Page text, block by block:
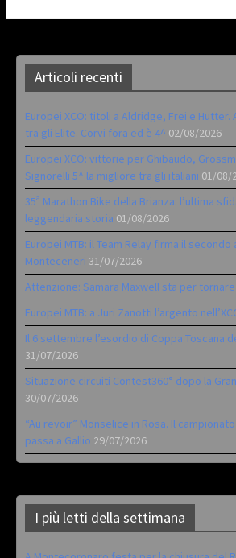
Articoli recenti
Europei XCO: titoli a Aldridge, Frei e
tra gli Elite. Corvi fora ed è 4^ 02/08/2026
Europei XCO: vittorie per Ghibaudo,
Signorelli 5^ la migliore tra gli italiani 01/08/
35ª Marathon Bike della Brianza: l’ultima
leggendaria storia 01/08/2026
Europei MTB: il Team Relay firma il
Monteceneri 31/07/2026
Attenzione: Samara Maxwell sta per tornare
Europei MTB: a Juri Zanotti l’argento
Il 6 settembre l’esordio di Coppa Toscana
31/07/2026
Situazione circuiti Contest360° dopo la
30/07/2026
“Au revoir” Monselice in Rosa. Il
passa a Gallio 29/07/2026
I più letti della settimana